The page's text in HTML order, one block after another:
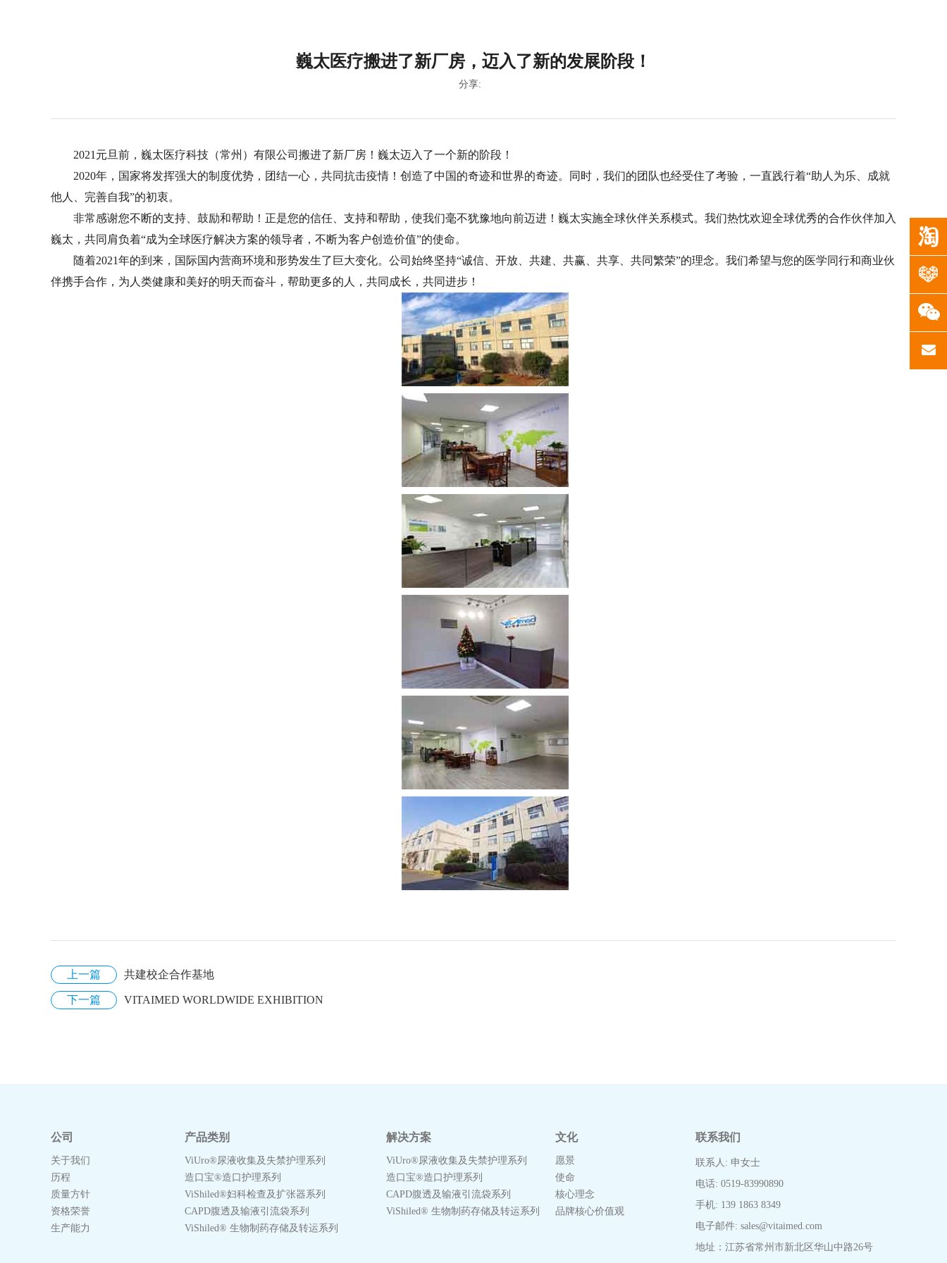
巍太医疗搬进了新厂房，迈入了新的发展阶段！
分享:
2021元旦前，巍太医疗科技（常州）有限公司搬进了新厂房！巍太迈入了一个新的阶段！
2020年，国家将发挥强大的制度优势，团结一心，共同抗击疫情！创造了中国的奇迹和世界的奇迹。同时，我们的团队也经受住了考验，一直践行着“助人为乐、成就
他人、完善自我”的初衷。
非常感谢您不断的支持、鼓励和帮助！正是您的信任、支持和帮助，使我们毫不犹豫地向前迈进！巍太实施全球伙伴关系模式。我们热忱欢迎全球优秀的合作伙伴加入
巍太，共同肩负着“成为全球医疗解决方案的领导者，不断为客户创造价值”的使命。
随着2021年的到来，国际国内营商环境和形势发生了巨大变化。公司始终坚持“诚信、开放、共建、共赢、共享、共同繁荣”的理念。我们希望与您的医学同行和商业伙
伴携手合作，为人类健康和美好的明天而奋斗，帮助更多的人，共同成长，共同进步！
上一篇 共建校企合作基地
下一篇 VITAIMED WORLDWIDE EXHIBITION
公司
关于我们
历程
质量方针
资格荣誉
生产能力
产品类别
ViUro®尿液收集及失禁护理系列
造口宝®造口护理系列
ViShiled®妇科检查及扩张器系列
CAPD腹透及输液引流袋系列
ViShiled® 生物制药存储及转运系列
解决方案
ViUro®尿液收集及失禁护理系列
造口宝®造口护理系列
CAPD腹透及输液引流袋系列
ViShiled® 生物制药存储及转运系列
文化
愿景
使命
核心理念
品牌核心价值观
联系我们
联系人: 申女士
电话: 0519-83990890
手机: 139 1863 8349
电子邮件: sales@vitaimed.com
地址：江苏省常州市新北区华山中路26号